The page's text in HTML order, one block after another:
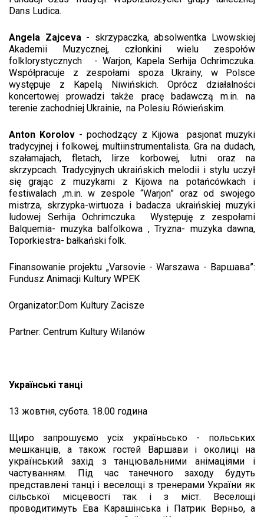
Dans Ludica.
Angela Zajceva- skrzypaczka, absolwentka Lwowskiej
Akademii Muzycznej, członkini wielu zespołów
folklorystycznych - Warjon, Kapela Serhija Ochrimczuka.
Współpracuje z zespołami spoza Ukrainy, w Polsce
występuje z Kapelą Niwińskich. Oprócz działalności
koncertowej prowadzi także pracę badawczą m.in. na
terenie zachodniej Ukrainie, na Polesiu Rówieńskim.
Anton Korolov - pochodzący z Kijowa pasjonat muzyki
tradycyjnej i folkowej, multiinstrumentalista. Gra na dudach,
szałamajach, fletach, lirze korbowej, lutni oraz na
skrzypcach. Tradycyjnych ukraińskich melodii i stylu uczył
się grając z muzykami z Kijowa na potańcówkach i
festiwalach ,m.in. w zespole “Warjon” oraz od swojego
mistrza, skrzypka-wirtuoza i badacza ukraińskiej muzyki
ludowej Serhija Ochrimczuka. Występuję z zespołami
Balquemia- muzyka balfolkowa , Tryzna- muzyka dawna,
Toporkiestra- bałkański folk.
Finansowanie projektu „Varsovie - Warszawa - Варшава”:
Fundusz Animacji Kultury WPEK
Organizator:Dom Kultury Zacisze
Partner: Centrum Kultury Wilanów
Українські танці
13 жовтня, субота. 18.00 година
Щиро запрошуємо усіх україньсько - польських
мешканців, а також гостей Варшави і околиці на
український захід з танцювальними анімаціями і
частуванням. Під час танечного заходу будуть
представлені танці і веселощі з тренерами України як
сільської місцевості так і з міст. Веселощі
проводитимуть Ева Карашінська і Патрик Верньо, а